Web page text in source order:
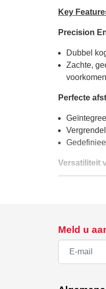
Key
Precision
Dubbel
Zachte,
Perfecte
Versatiliteit
Geschikt
Ontworpen
Makkelijk
verbetert
Meld u